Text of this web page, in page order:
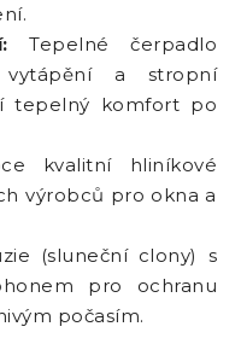
Tepelné čerpadlo
vytápění a stropní
tepelný komfort po
kvalitní hliníkové
výrobců pro okna a
(sluneční clony) s
pro ochranu
počasím.